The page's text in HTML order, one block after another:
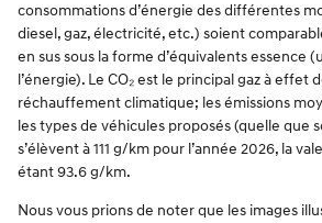
consommations d’énergie des différentes
diesel, gaz, électricité, etc.) soient
en sus sous la forme d’équivalents essence
l’énergie). Le CO₂ est le principal gaz à effet
réchauffement climatique; les émissions
les types de véhicules proposés (quelle que
s’élèvent à 111 g/km pour l’année 2026, la
étant 93.6 g/km.
Nous vous prions de noter que les images